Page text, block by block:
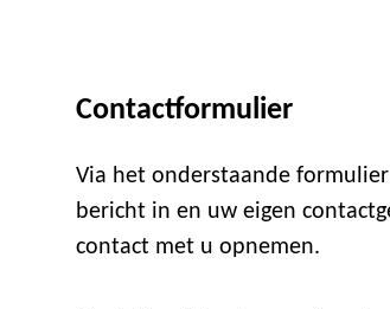
Contactformulier
Via het onderstaande
bericht in en uw eigen
contact met u opnemen.